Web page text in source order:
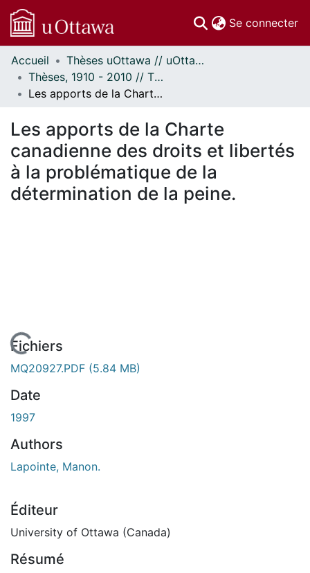
Se connecter
Communautés
et collections
Parcourir
À propos
Accueil
Thèses uOttawa // uOttawa Theses
Thèses, 1910 - 2010 // Theses, 1910 - 2010
Les apports de la Charte canadienne des droits et libertés à la problématique de la détermination de la peine.
Les apports de la Charte
canadienne des droits et libertés
à la problématique de la
détermination de la peine.
En cours de chargement...
Fichiers
MQ20927.PDF (5.84 MB)
Date
1997
Authors
Lapointe, Manon.
Éditeur
University of Ottawa (Canada)
Résumé